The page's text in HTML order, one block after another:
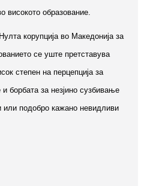
високото образование.
корупција во Македонија за
се уште претставува
степен на перцепција за
и борбата за незјино сузбивање
подобро кажано невидливи